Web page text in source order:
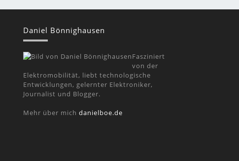
Daniel Bönnighausen
Fasziniert
von der
Elektromobilität, liebt technologische
Entwicklungen, gelernter Elektroniker,
Journalist und Blogger.
Mehr über mich danielboe.de